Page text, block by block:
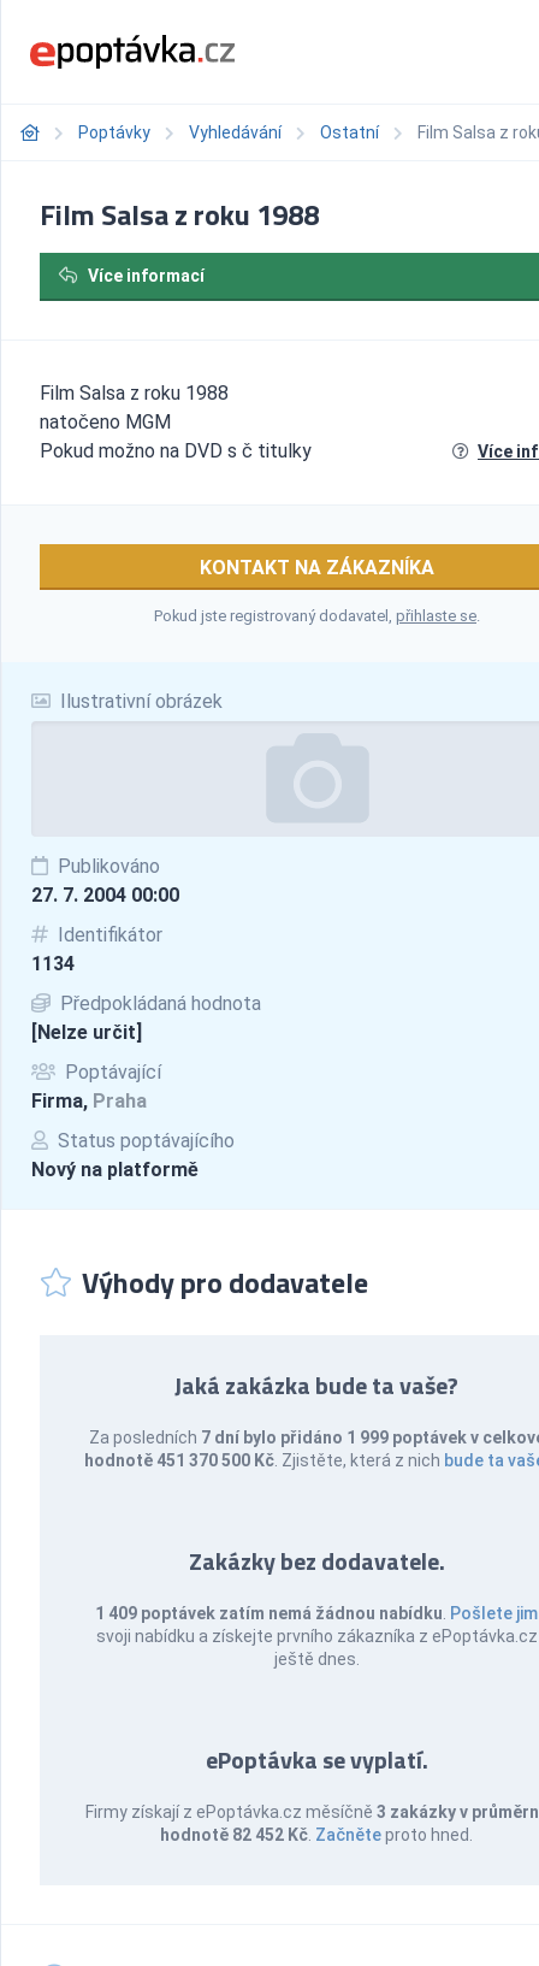
Poptávky Vyhledávání Ostatní Film Salsa z
Ilustrativní obrázek
Publikováno
27. 7. 2004 00:00
Identifikátor
1134
Předpokládaná hodnota
[Nelze určit]
Poptávající
Firma, Praha
Status poptávajícího
Nový na platformě
Film Salsa z roku 1988
Více informací
Film Salsa z roku 1988
natočeno MGM
Pokud možno na DVD s č titulky
Více
KONTAKT NA ZÁKAZNÍKA
Pokud jste registrovaný dodavatel, přihlaste se.
Výhody pro dodavatele
Jaká zakázka bude ta vaše?
Za posledních 7 dní bylo přidáno 1 999 poptávek v
hodnotě 451 370 500 Kč . Zjistěte, která z nich bude ta
Zakázky bez dodavatele.
1 409 poptávek zatím nemá žádnou nabídku Pošlete jim
svoji nabídku a získejte prvního zákazníka z ePoptávka.cz
ještě dnes.
ePoptávka se vyplatí.
Firmy získají z ePoptávka.cz měsíčně 3 zakázky v
hodnotě 82 452 Kč Začněteproto hned.